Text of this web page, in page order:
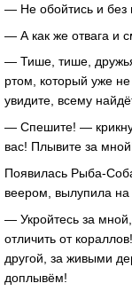
— Не обойтись и без
— А как же отвага и
— Тише, тише,
ртом, который уже
увидите, всему
— Спешите! —
вас! Плывите за
Появилась Рыба-
веером, вылупила на
— Укройтесь за
отличить от
другой, за живыми
доплывём!